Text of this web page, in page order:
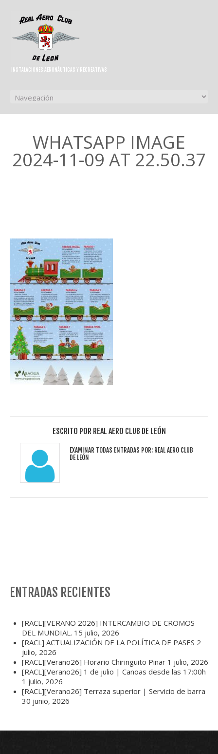
INSTALACIONES AERONÁUTICAS Y RECREATIVAS
WHATSAPP IMAGE
2024-11-09 AT 22.50.37
ESCRITO POR REAL AERO CLUB DE LEÓN
EXAMINAR TODAS ENTRADAS POR: REAL AERO CLUB
DE LEÓN
ENTRADAS RECIENTES
[RACL][VERANO 2026] INTERCAMBIO DE CROMOS
DEL MUNDIAL. 15 julio, 2026
[RACL] ACTUALIZACIÓN DE LA POLÍTICA DE PASES 2
julio, 2026
[RACL][Verano26] Horario Chiringuito Pinar 1 julio, 2026
[RACL][Verano26] 1 de julio | Canoas desde las 17:00h
1 julio, 2026
[RACL][Verano26] Terraza superior | Servicio de barra
30 junio, 2026